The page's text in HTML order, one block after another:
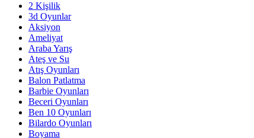
2 Kişilik
3d Oyunlar
Aksiyon
Ameliyat
Araba Yarış
Ateş ve Su
Atış Oyunları
Balon Patlatma
Barbie Oyunları
Beceri Oyunları
Ben 10 Oyunları
Bilardo Oyunları
Boyama